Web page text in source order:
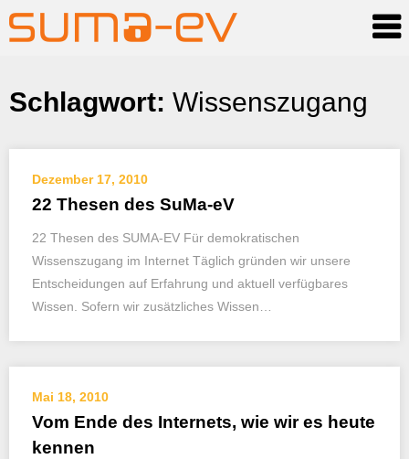
Skip
Schlagwort: Wissenszugang
Dezember 17, 2010
22 Thesen des SuMa-eV
22 Thesen des SUMA-EV Für demokratischen
Wissenszugang im Internet Täglich gründen wir unsere
Entscheidungen auf Erfahrung und aktuell verfügbares
Wissen. Sofern wir zusätzliches Wissen…
Mai 18, 2010
Vom Ende des Internets, wie wir es heute
kennen